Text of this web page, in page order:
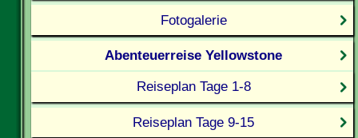
Fotogalerie
Abenteuerreise Yellowstone
Reiseplan Tage 1-8
Reiseplan Tage 9-15